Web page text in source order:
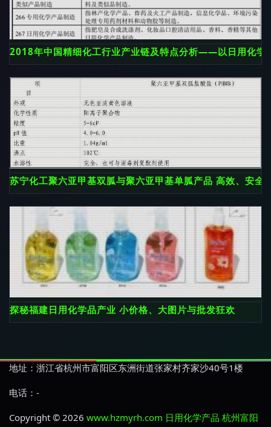
2018年中国精细化工行业产业链及特点分析——以日用化学
苏宁化工聚六亚甲基双胍与聚六亚甲基单胍产品 高效、安全
探秘福建日用化学品产业 小价格、大图片与批发狂欢
地址：浙江省杭州市富阳区东洲街道张家村齐家沙40号1楼
电话：-
Copyright © 2026 www.hzmyrh.com 日用化学产品 杭州富阳